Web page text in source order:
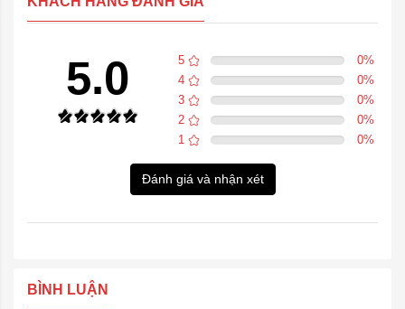
5.0 5 0%
4
0%
3
0%
2
0%
1
0%
Đánh giá và nhận xét
BÌNH LUẬN